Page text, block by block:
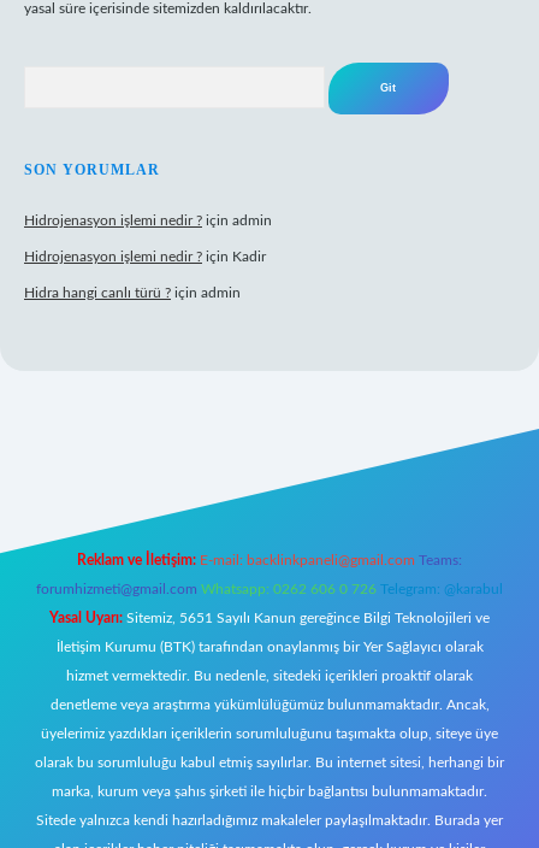
yasal süre içerisinde sitemizden kaldırılacaktır.
SON YORUMLAR
Hidrojenasyon işlemi nedir ? için admin
Hidrojenasyon işlemi nedir ? için Kadir
Hidra hangi canlı türü ? için admin
Reklam ve İletişim: E-mail: backlinkpaneli@gmail.com Teams:
forumhizmeti@gmail.com Whatsapp: 0262 606 0 726 Telegram: @karabul
Yasal Uyarı: Sitemiz, 5651 Sayılı Kanun gereğince Bilgi Teknolojileri ve
İletişim Kurumu (BTK) tarafından onaylanmış bir Yer Sağlayıcı olarak
hizmet vermektedir. Bu nedenle, sitedeki içerikleri proaktif olarak
denetleme veya araştırma yükümlülüğümüz bulunmamaktadır. Ancak,
üyelerimiz yazdıkları içeriklerin sorumluluğunu taşımakta olup, siteye üye
olarak bu sorumluluğu kabul etmiş sayılırlar. Bu internet sitesi, herhangi bir
marka, kurum veya şahıs şirketi ile hiçbir bağlantısı bulunmamaktadır.
Sitede yalnızca kendi hazırladığımız makaleler paylaşılmaktadır. Burada yer